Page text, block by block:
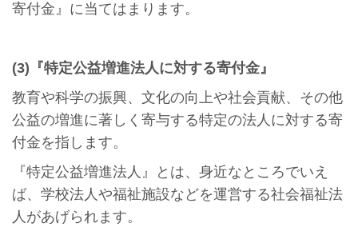
寄付金』に当てはまります。
(3)『特定公益増進法人に対する寄付金』
教育や科学の振興、文化の向上や社会貢献、その他
公益の増進に著しく寄与する特定の法人に対する寄
付金を指します。
『特定公益増進法人』とは、身近なところでいえ
ば、学校法人や福祉施設などを運営する社会福祉法
人があげられます。